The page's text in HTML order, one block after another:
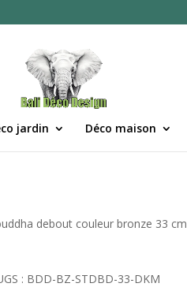
jardin Déco maison
debout couleur bronze 33 cm
: BDD-BZ-STDBD-33-DKM